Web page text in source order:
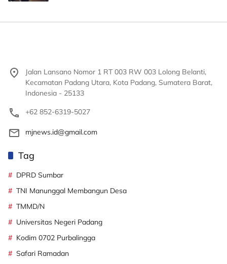
Jalan Lansano Nomor 1 RT 003 RW 003 Lolong Belanti,
Kecamatan Padang Utara, Kota Padang, Sumatera Barat,
Indonesia - 25133
+62 852-6319-5027
mjnews.id@gmail.com
Tag
DPRD Sumbar
TNI Manunggal Membangun Desa
TMMD/N
Universitas Negeri Padang
Kodim 0702 Purbalingga
Safari Ramadan